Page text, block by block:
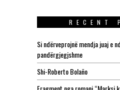
RECENT
Si ndërveprojnë mendja juaj e
pandërgjegjshme
Shi-Roberto Bolaño